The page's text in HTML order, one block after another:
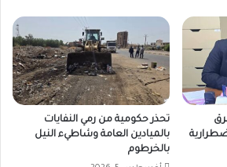
تحذر حكومية من رمي النفايات
بالميادين العامة وشاطيء النيل
بالخرطوم